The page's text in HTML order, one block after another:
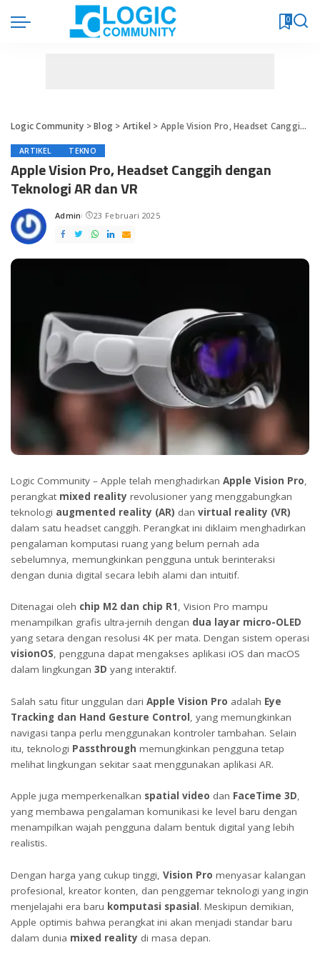
0
Logic Community >Blog> Artikel > Apple Vision Pro, Headset Canggih dengan Teknologi AR dan VR
ARTIKEL TEKNO
Apple Vision Pro, Headset Canggih dengan
Teknologi AR dan VR
Posted
by
Admin 23 Februari 2025
Logic Community – Apple telah menghadirkan Apple Vision Pro,
perangkat mixed reality revolusioner yang menggabungkan
teknologi augmented reality (AR) dan virtual reality (VR)
dalam satu headset canggih. Perangkat ini diklaim menghadirkan
pengalaman komputasi ruang yang belum pernah ada
sebelumnya, memungkinkan pengguna untuk berinteraksi
dengan dunia digital secara lebih alami dan intuitif.
Ditenagai oleh chip M2 dan chip R1, Vision Pro mampu
menampilkan grafis ultra-jernih dengan dua layar micro-OLED
yang setara dengan resolusi 4K per mata. Dengan sistem operasi
visionOS, pengguna dapat mengakses aplikasi iOS dan macOS
dalam lingkungan 3D yang interaktif.
Salah satu fitur unggulan dari Apple Vision Pro adalah Eye
Tracking dan Hand Gesture Control, yang memungkinkan
navigasi tanpa perlu menggunakan kontroler tambahan. Selain
itu, teknologi Passthrough memungkinkan pengguna tetap
melihat lingkungan sekitar saat menggunakan aplikasi AR.
Apple juga memperkenalkan spatial video dan FaceTime 3D,
yang membawa pengalaman komunikasi ke level baru dengan
menampilkan wajah pengguna dalam bentuk digital yang lebih
realistis.
Dengan harga yang cukup tinggi, Vision Pro menyasar kalangan
profesional, kreator konten, dan penggemar teknologi yang ingin
menjelajahi era baru komputasi spasial. Meskipun demikian,
Apple optimis bahwa perangkat ini akan menjadi standar baru
dalam dunia mixed reality di masa depan.